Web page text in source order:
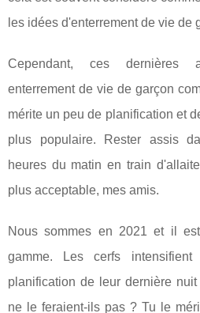
les idées d'enterrement de vie de
Cependant, ces dernières
enterrement de vie de garçon
mérite un peu de planification et
plus populaire. Rester assis
heures du matin en train
plus acceptable, mes amis.
Nous sommes en 2021 et il
gamme. Les cerfs
planification de leur dernière
ne le feraient-ils pas ? Tu le